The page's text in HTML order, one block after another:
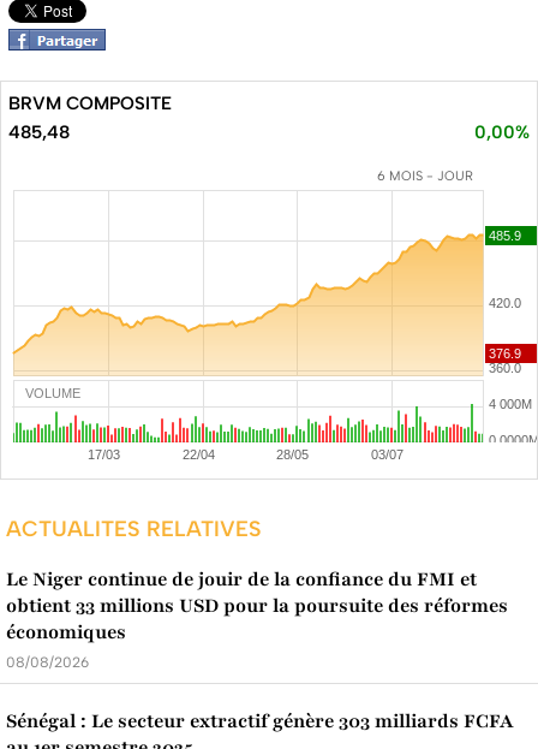
BRVM COMPOSITE
485,48
0,00%
6 MOIS - JOUR
VOLUME
ACTUALITES RELATIVES
Le Niger continue de jouir de la confiance du FMI et
obtient 33 millions USD pour la poursuite des réformes
économiques
08/08/2026
Sénégal : Le secteur extractif génère 303 milliards FCFA